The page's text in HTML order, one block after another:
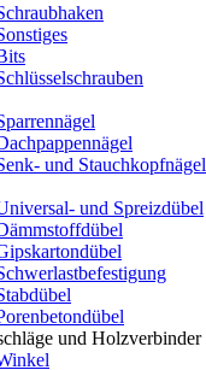
und Stauchkopfnägel
und Spreizdübel
und Holzverbinder